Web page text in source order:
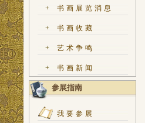
+ 书画展览消息
+ 书画收藏
+ 艺术争鸣
+ 书画新闻
参展指南
我要参展